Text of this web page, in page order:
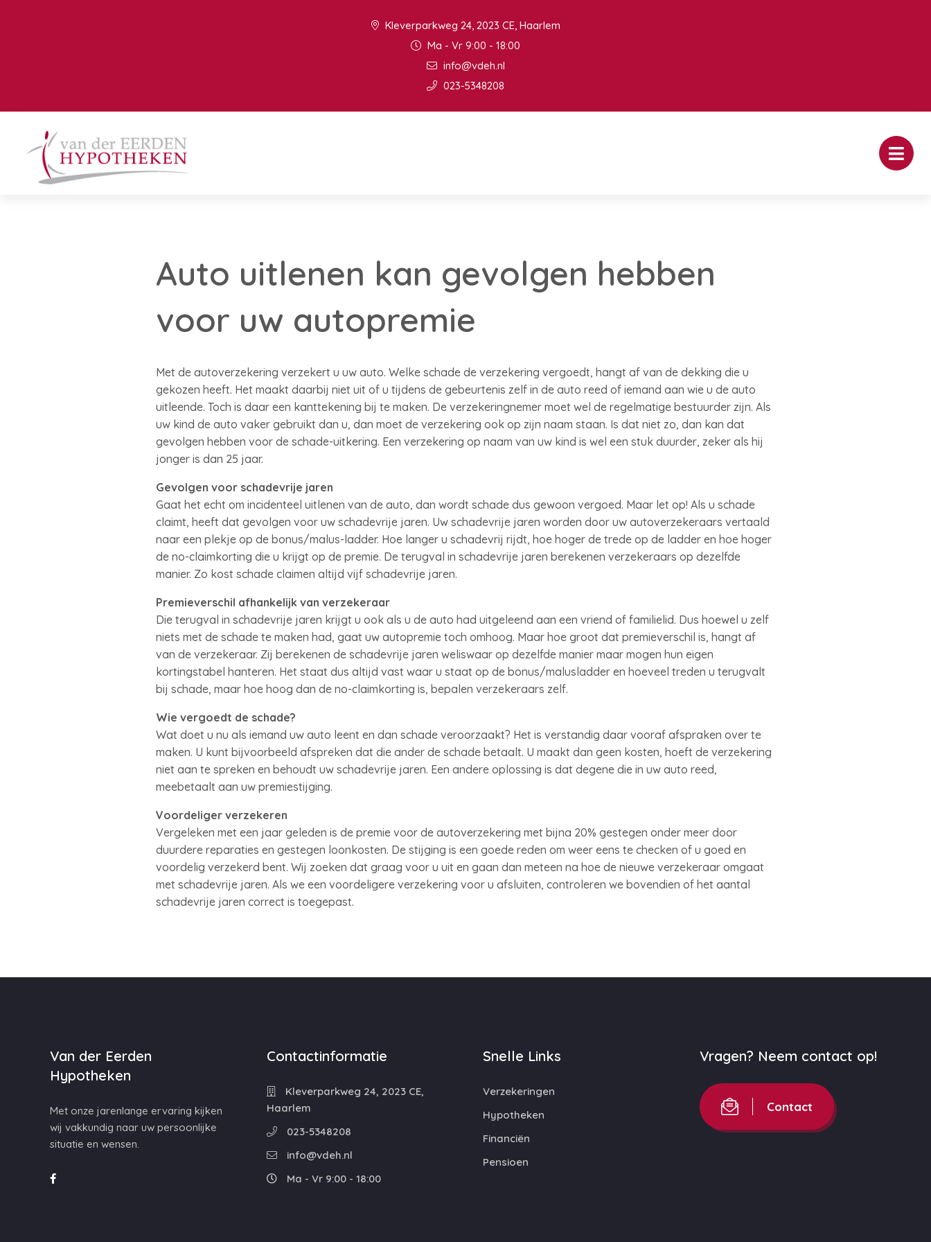
Kleverparkweg 24, 2023 CE, Haarlem
Ma - Vr 9:00 - 18:00
info@vdeh.nl
023-5348208
Auto uitlenen kan gevolgen hebben
voor uw autopremie
Met de autoverzekering verzekert u uw auto. Welke schade de verzekering vergoedt, hangt af van de dekking die u
gekozen heeft. Het maakt daarbij niet uit of u tijdens de gebeurtenis zelf in de auto reed of iemand aan wie u de auto
uitleende. Toch is daar een kanttekening bij te maken. De verzekeringnemer moet wel de regelmatige bestuurder zijn. Als
uw kind de auto vaker gebruikt dan u, dan moet de verzekering ook op zijn naam staan. Is dat niet zo, dan kan dat
gevolgen hebben voor de schade-uitkering. Een verzekering op naam van uw kind is wel een stuk duurder, zeker als hij
jonger is dan 25 jaar.
Gevolgen voor schadevrije jaren
Gaat het echt om incidenteel uitlenen van de auto, dan wordt schade dus gewoon vergoed. Maar let op! Als u schade
claimt, heeft dat gevolgen voor uw schadevrije jaren. Uw schadevrije jaren worden door uw autoverzekeraars vertaald
naar een plekje op de bonus/malus-ladder. Hoe langer u schadevrij rijdt, hoe hoger de trede op de ladder en hoe hoger
de no-claimkorting die u krijgt op de premie. De terugval in schadevrije jaren berekenen verzekeraars op dezelfde
manier. Zo kost schade claimen altijd vijf schadevrije jaren.
Premieverschil afhankelijk van verzekeraar
Die terugval in schadevrije jaren krijgt u ook als u de auto had uitgeleend aan een vriend of familielid. Dus hoewel u zelf
niets met de schade te maken had, gaat uw autopremie toch omhoog. Maar hoe groot dat premieverschil is, hangt af
van de verzekeraar. Zij berekenen de schadevrije jaren weliswaar op dezelfde manier maar mogen hun eigen
kortingstabel hanteren. Het staat dus altijd vast waar u staat op de bonus/malusladder en hoeveel treden u terugvalt
bij schade, maar hoe hoog dan de no-claimkorting is, bepalen verzekeraars zelf.
Wie vergoedt de schade?
Wat doet u nu als iemand uw auto leent en dan schade veroorzaakt? Het is verstandig daar vooraf afspraken over te
maken. U kunt bijvoorbeeld afspreken dat die ander de schade betaalt. U maakt dan geen kosten, hoeft de verzekering
niet aan te spreken en behoudt uw schadevrije jaren. Een andere oplossing is dat degene die in uw auto reed,
meebetaalt aan uw premiestijging.
Voordeliger verzekeren
Vergeleken met een jaar geleden is de premie voor de autoverzekering met bijna 20% gestegen onder meer door
duurdere reparaties en gestegen loonkosten. De stijging is een goede reden om weer eens te checken of u goed en
voordelig verzekerd bent. Wij zoeken dat graag voor u uit en gaan dan meteen na hoe de nieuwe verzekeraar omgaat
met schadevrije jaren. Als we een voordeligere verzekering voor u afsluiten, controleren we bovendien of het aantal
schadevrije jaren correct is toegepast.
Van der Eerden
Hypotheken
Met onze jarenlange ervaring kijken
wij vakkundig naar uw persoonlijke
situatie en wensen.
Contactinformatie
Kleverparkweg 24, 2023 CE,
Haarlem
023-5348208
info@vdeh.nl
Ma - Vr 9:00 - 18:00
Snelle Links
Verzekeringen
Hypotheken
Financiën
Pensioen
Vragen? Neem contact op!
Contact